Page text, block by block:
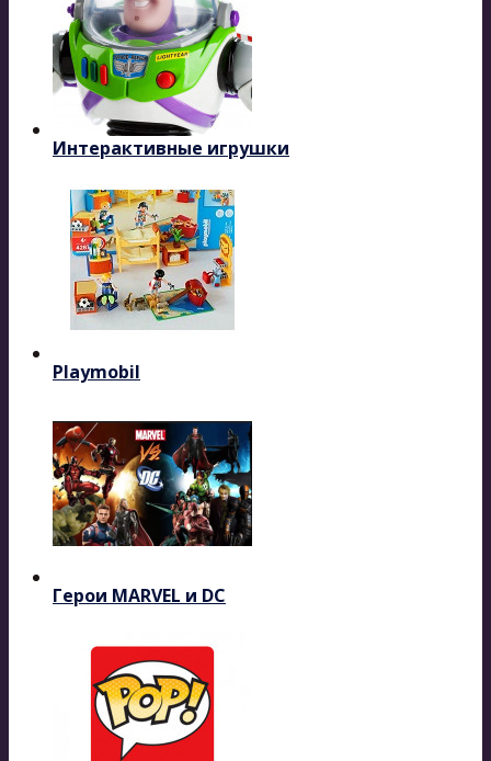
Интерактивные игрушки
Playmobil
Герои MARVEL и DC